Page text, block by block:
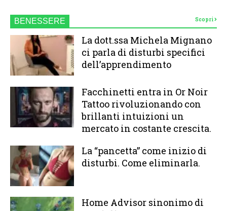
BENESSERE Scopri
La dott.ssa Michela Mignano
ci parla di disturbi specifici
dell’apprendimento
Facchinetti entra in Or Noir
Tattoo rivoluzionando con
brillanti intuizioni un
mercato in costante crescita.
La “pancetta” come inizio di
disturbi. Come eliminarla.
Home Advisor sinonimo di